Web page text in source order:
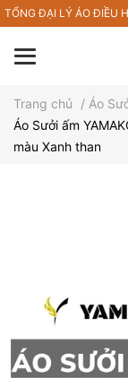
TỔNG ĐẠI LÝ ÁO ĐIỀU
Trang chủ / Áo
Áo Sưởi ấm
màu Xanh than